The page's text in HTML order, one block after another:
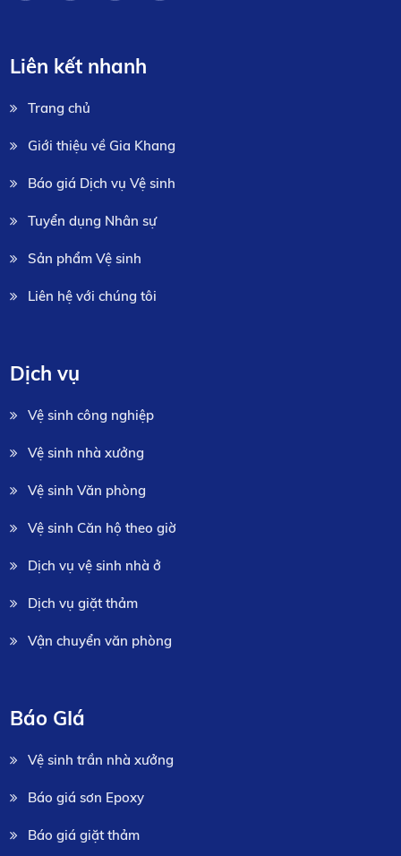
Liên kết nhanh
Trang chủ
Giới thiệu về Gia Khang
Báo giá Dịch vụ Vệ sinh
Tuyển dụng Nhân sự
Sản phẩm Vệ sinh
Liên hệ với chúng tôi
Dịch vụ
Vệ sinh công nghiệp
Vệ sinh nhà xưởng
Vệ sinh Văn phòng
Vệ sinh Căn hộ theo giờ
Dịch vụ vệ sinh nhà ở
Dịch vụ giặt thảm
Vận chuyển văn phòng
Báo GIá
Vệ sinh trần nhà xưởng
Báo giá sơn Epoxy
Báo giá giặt thảm